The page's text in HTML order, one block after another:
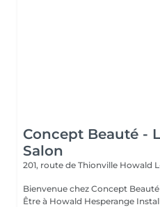
Concept Beauté -
Salon
201, route de Thionville Howald
Bienvenue chez Concept Beauté L'Expérience Beauté & Bien-
Être à Howald Hesperange